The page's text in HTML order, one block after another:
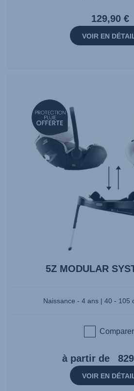
129,90 €
VOIR EN
null
5Z MODULAR
Naissance - 4 ans | 40 - 105
Comparer
à partir de
VOIR EN